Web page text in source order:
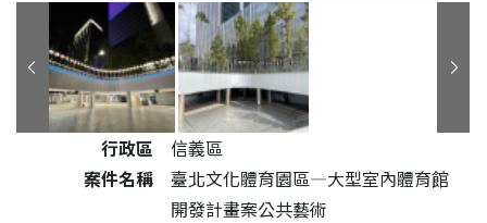
公共藝術作品詳細資料
行政區
信義區
案件名稱
臺北文化體育園區—大型室內體育館
開發計畫案公共藝術